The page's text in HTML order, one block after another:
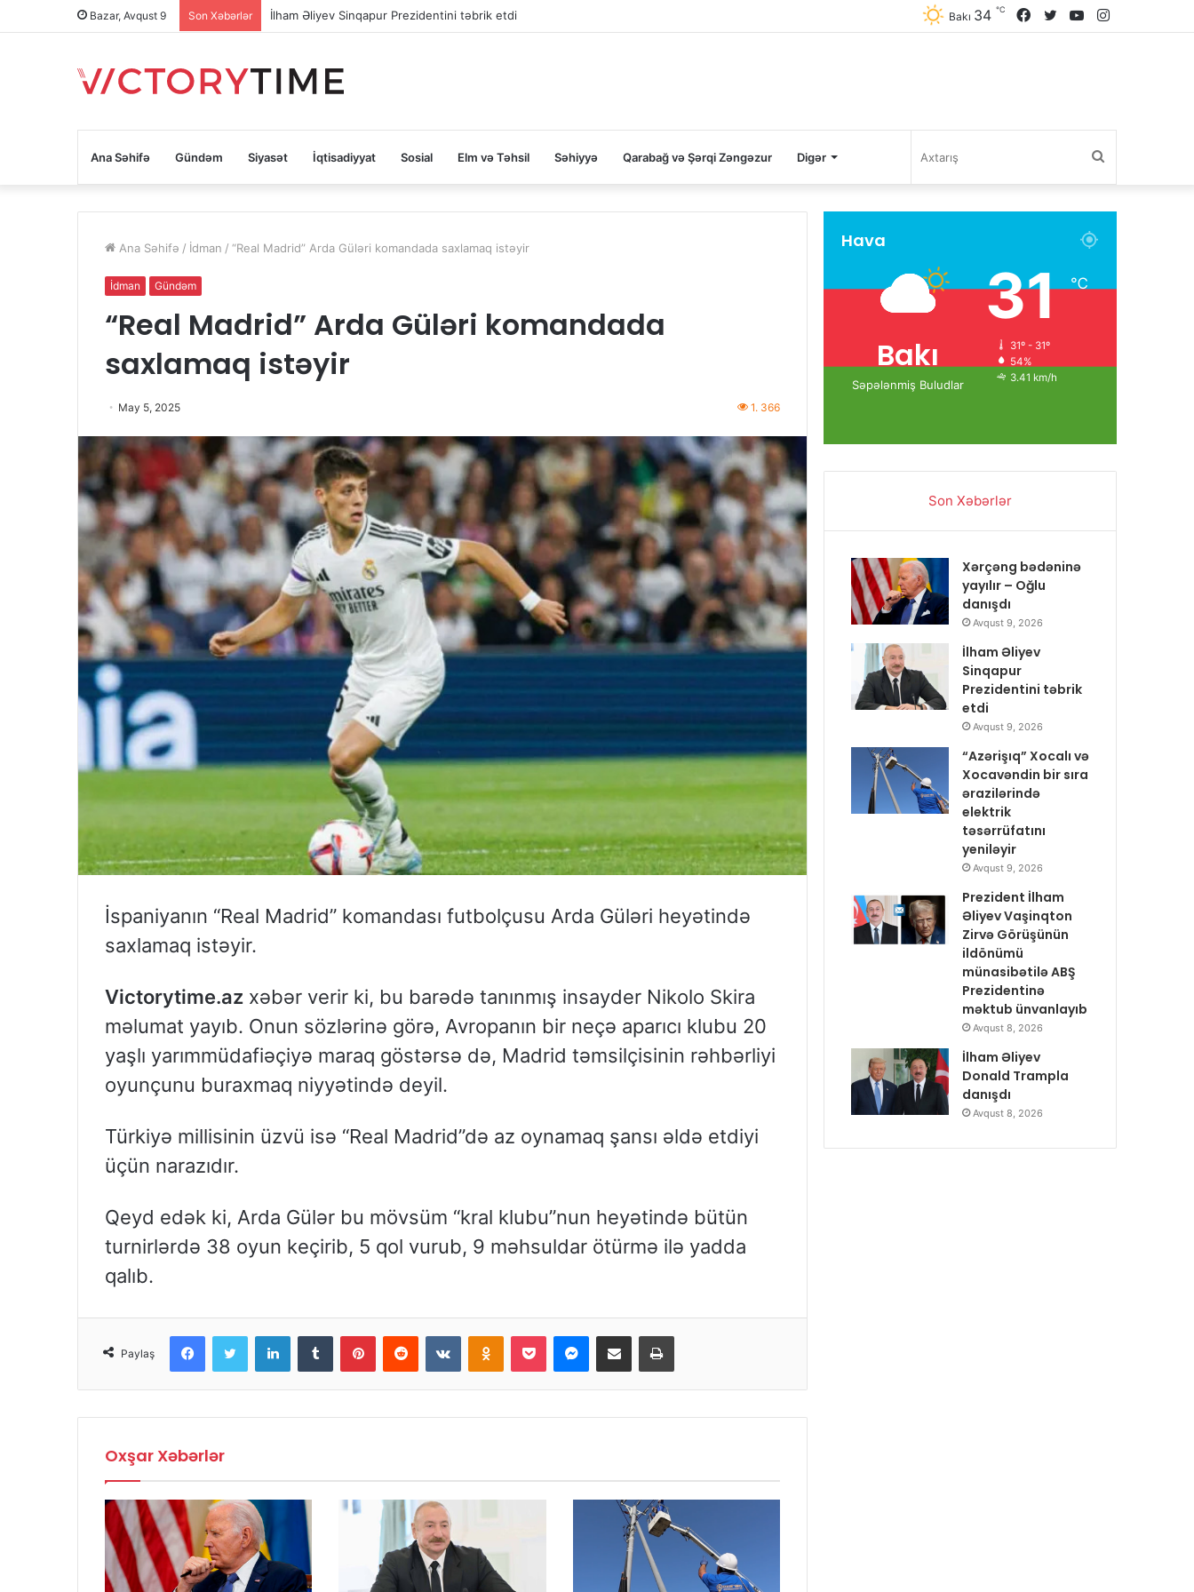
Bazar, Avqust 9 Son Xəbərlər İlham Əliyev Sinqapur Prezidentini təbrik etdi YouTube
Twitter
Facebook
Bakı 34 ℃
Ana Səhifə Gündəm Siyasət İqtisadiyyat Sosial Elm və Təhsil Səhiyyə Qarabağ və Şərqi Zəngəzur Digər
Ana Səhifə / İdman / “Real Madrid” Arda Güləri komandada saxlamaq istəyir
İdman Gündəm
“Real Madrid” Arda Güləri komandada
saxlamaq istəyir
May 5, 2025 1. 366
İspaniyanın “Real Madrid” komandası futbolçusu Arda Güləri heyətində
saxlamaq istəyir.
Victorytime.az xəbər verir ki, bu barədə tanınmış insayder Nikolo Skira
məlumat yayıb. Onun sözlərinə görə, Avropanın bir neçə aparıcı klubu 20
yaşlı yarımmüdafiəçiyə maraq göstərsə də, Madrid təmsilçisinin rəhbərliyi
oyunçunu buraxmaq niyyətində deyil.
Türkiyə millisinin üzvü isə “Real Madrid”də az oynamaq şansı əldə etdiyi
üçün narazıdır.
Qeyd edək ki, Arda Gülər bu mövsüm “kral klubu”nun heyətində bütün
turnirlərdə 38 oyun keçirib, 5 qol vurub, 9 məhsuldar ötürmə ilə yadda
qalıb.
Paylaş
Oxşar Xəbərlər
Hava
Bakı
Səpələnmiş Buludlar
31℃
31º - 31º
54%
3.41 km/h
Son Xəbərlər
Xərçəng bədəninə
yayılır – Oğlu
danışdı
Avqust 9, 2026
İlham Əliyev
Sinqapur
Prezidentini təbrik
etdi
Avqust 9, 2026
“Azərişıq” Xocalı və
Xocavəndin bir sıra
ərazilərində
elektrik
təsərrüfatını
yeniləyir
Avqust 9, 2026
Prezident İlham
Əliyev Vaşinqton
Zirvə Görüşünün
ildönümü
münasibətilə ABŞ
Prezidentinə
məktub ünvanlayıb
Avqust 8, 2026
İlham Əliyev
Donald Trampla
danışdı
Avqust 8, 2026